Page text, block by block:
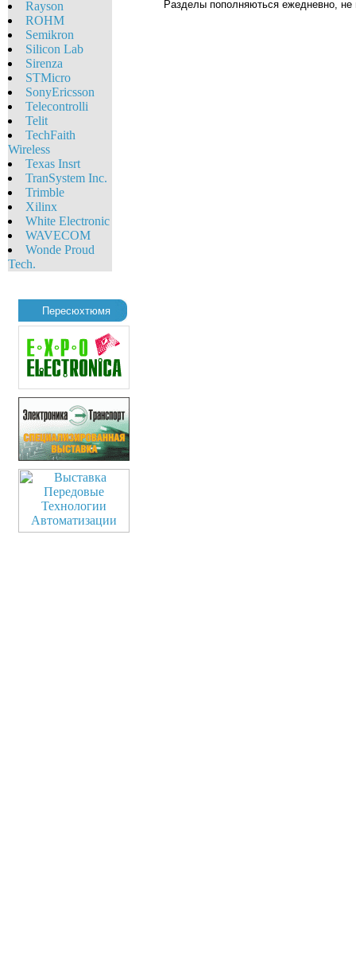
Rayson
ROHM
Semikron
Silicon Lab
Sirenza
STMicro
SonyEricsson
Telecontrolli
Telit
TechFaith
Wireless
Texas Insrt
TranSystem Inc.
Trimble
Xilinx
White Eleсtronic
WAVECOM
Wonde Proud
Tech.
Пересюхтюмя
Разделы пополняються ежедневно,